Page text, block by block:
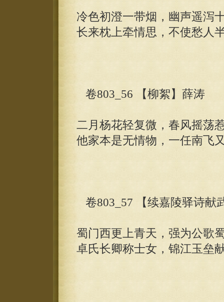
冷色初澄一带烟，幽声遥泻
长来枕上牵情思，不使愁人
卷803_56 【柳絮】薛涛
二月杨花轻复微，春风摇荡
他家本是无情物，一任南飞
卷803_57 【续嘉陵驿诗献
蜀门西更上青天，强为公歌
卓氏长卿称士女，锦江玉垒